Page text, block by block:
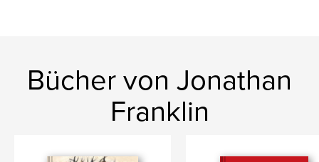
Bücher von Jonathan
Franklin